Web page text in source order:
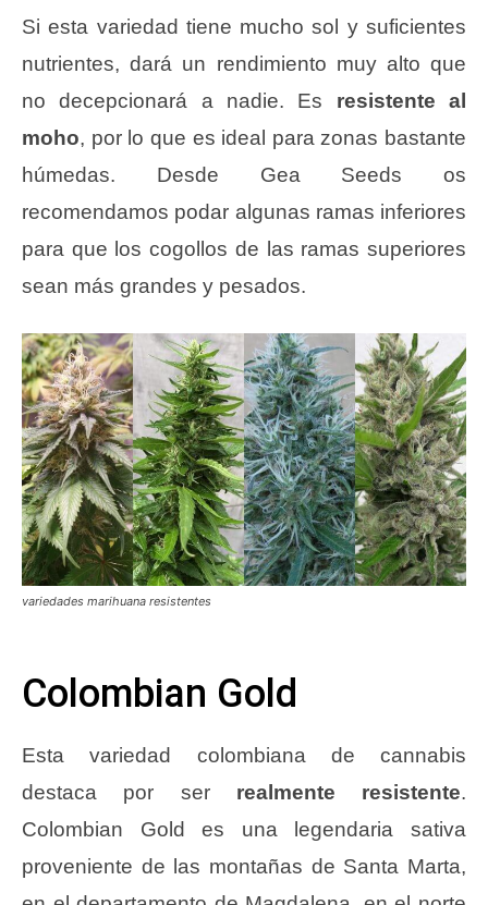
Si esta variedad tiene mucho sol y suficientes
nutrientes, dará un rendimiento muy alto que
no decepcionará a nadie. Es resistente al
moho, por lo que es ideal para zonas bastante
húmedas. Desde Gea Seeds os
recomendamos podar algunas ramas inferiores
para que los cogollos de las ramas superiores
sean más grandes y pesados.
variedades marihuana resistentes
Colombian Gold
Esta variedad colombiana de cannabis
destaca por ser realmente resistente.
Colombian Gold es una legendaria sativa
proveniente de las montañas de Santa Marta,